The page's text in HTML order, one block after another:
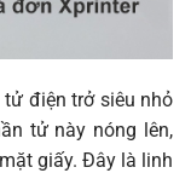
điện trở siêu nhỏ
tử này nóng lên,
giấy. Đây là linh